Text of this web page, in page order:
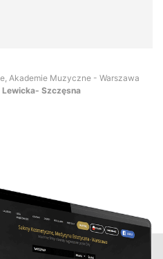
Akademie Muzyczne - Warszawa
Szczęsna